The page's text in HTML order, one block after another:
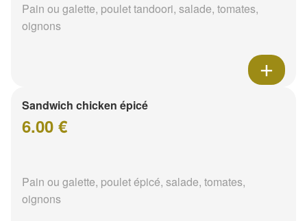
Pain ou galette, poulet tandoori, salade, tomates,
oignons
Sandwich chicken épicé
6.00 €
Pain ou galette, poulet épicé, salade, tomates,
oignons